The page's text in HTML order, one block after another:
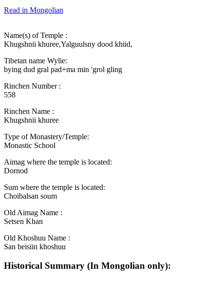
Read in Mongolian
Name(s) of Temple :
Khugshnii khuree,Yalguulsny dood khiid,
Tibetan name Wylie:
bying dud gral pad+ma min 'grol gling
Rinchen Number :
558
Rinchen Name :
Khugshnii khuree
Type of Monastery/Temple:
Monastic School
Aimag where the temple is located:
Dornod
Sum where the temple is located:
Choibalsan soum
Old Aimag Name :
Setsen Khan
Old Khoshuu Name :
San beisiin khoshuu
Historical Summary (In Mongolian only):